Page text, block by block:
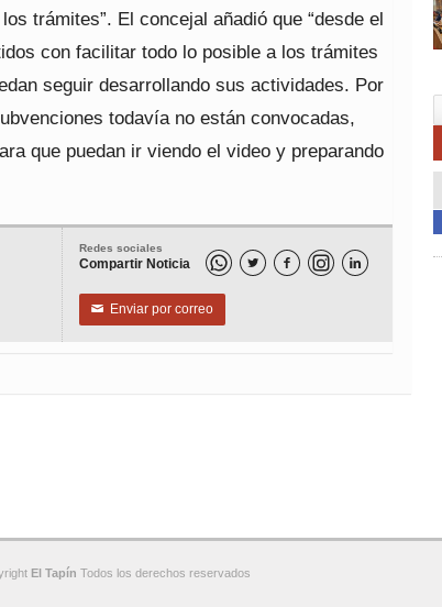
trámites”. El concejal añadió que “desde el
con facilitar todo lo posible a los trámites
seguir desarrollando sus actividades. Por
todavía no están convocadas,
que puedan ir viendo el video y preparando
Redes sociales
Compartir Noticia   
✉ Enviar por correo
El Tapín Todos los derechos reservados